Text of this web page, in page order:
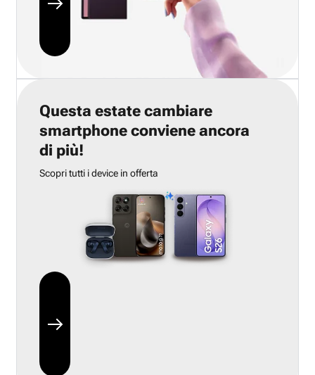
Questa estate cambiare
smartphone conviene ancora
di più!
Scopri tutti i device in offerta